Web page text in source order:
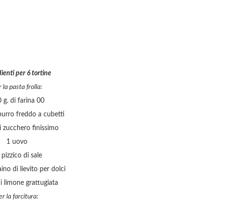
per 6 tortine
la pasta frolla:
g. di farina 00
freddo a cubetti
zucchero finissimo
1 uovo
pizzico di sale
di lievito per dolci
limone grattugiata
la farcitura: